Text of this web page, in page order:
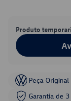
Produto
Peça
Garantia de